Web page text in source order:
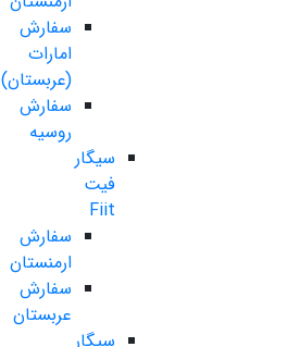
سفارش
امارات
(عربستان)
سفارش
روسیه
سیگار
فیت
Fiit
سفارش
ارمنستان
سفارش
عربستان
سیگار